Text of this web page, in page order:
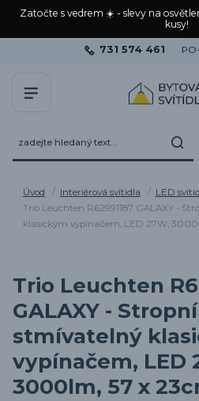
Zatočte s vedrem ☀️ - slevy na
kusy!
731 574 461
Úvod Interiérová svítidla LED
Trio Leuchten R62991187 GALAXY -
klasickým vypínačem, LED 27W,
Trio Leuchten
GALAXY -
stmívatelný
vypínačem, LED
3000lm, 57 x